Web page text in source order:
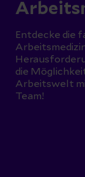
Entdecke die
die
Arbeitswelt
Team!